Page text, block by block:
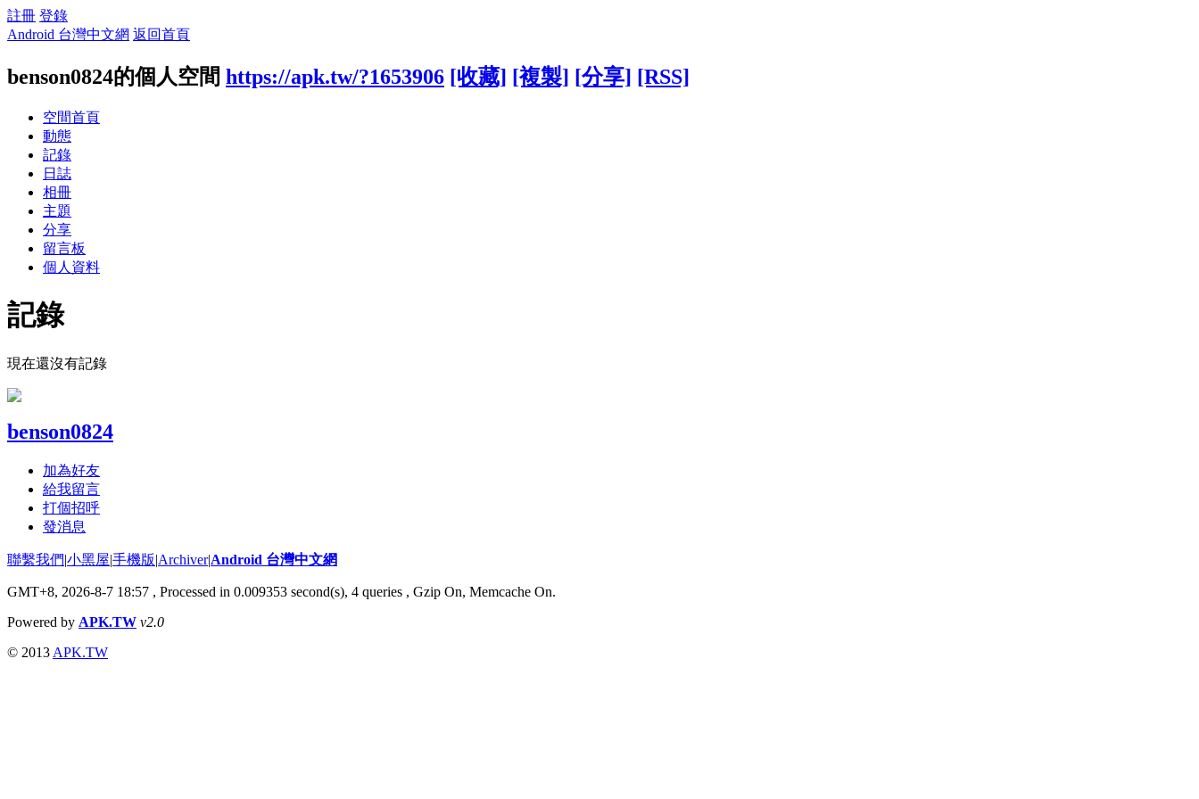
註冊 登錄
Android 台灣中文網 返回首頁
benson0824的個人空間 https://apk.tw/?1653906 [收藏] [複製] [分享] [RSS]
空間首頁
動態
記錄
日誌
相冊
主題
分享
留言板
個人資料
記錄
現在還沒有記錄
benson0824
加為好友
給我留言
打個招呼
發消息
聯繫我們|小黑屋|手機版|Archiver|Android 台灣中文網
GMT+8, 2026-8-7 18:57 , Processed in 0.009353 second(s), 4 queries , Gzip On, Memcache On.
Powered by APK.TW v2.0
© 2013 APK.TW